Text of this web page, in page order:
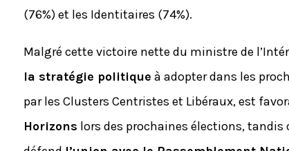
(76%) et les Identitaires (74%).
Malgré cette victoire nette du ministre de
la stratégie politique à adopter dans les
par les Clusters Centristes et Libéraux, est
Horizons lors des prochaines élections, tandis